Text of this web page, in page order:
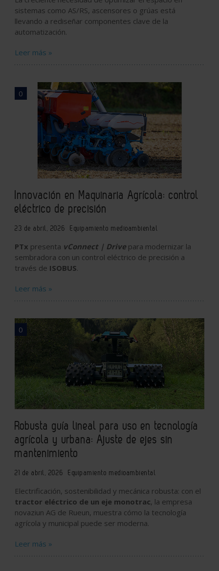
sistemas como AS/RS, ascensores o grúas está
llevando a rediseñar componentes clave de la
automatización.
Leer más »
0
Innovación en Maquinaria Agrícola: control
eléctrico de precisión
23 de abril, 2026 Equipamiento medioambiental
PTx presenta vConnect | Drive para modernizar la
sembradora con un control eléctrico de precisión a
través de ISOBUS.
Leer más »
0
Robusta guía lineal para uso en tecnología
agrícola y urbana: Ajuste de ejes sin
mantenimiento
21 de abril, 2026 Equipamiento medioambiental
Electrificación, sostenibilidad y mecánica robusta: con el
tractor eléctrico de un eje monotrac, la empresa
novaziun AG de Rueun, muestra cómo la tecnología
agrícola y municipal puede ser moderna.
Leer más »